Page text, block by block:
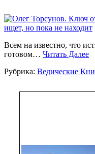
Всем на известно, что
готовом… Читать Далее
Рубрика: Ведические